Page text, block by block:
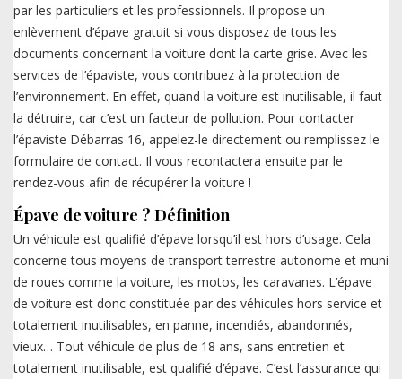
par les particuliers et les professionnels. Il propose un
enlèvement d’épave gratuit si vous disposez de tous les
documents concernant la voiture dont la carte grise. Avec les
services de l’épaviste, vous contribuez à la protection de
l’environnement. En effet, quand la voiture est inutilisable, il faut
la détruire, car c’est un facteur de pollution. Pour contacter
l’épaviste Débarras 16, appelez-le directement ou remplissez le
formulaire de contact. Il vous recontactera ensuite par le
rendez-vous afin de récupérer la voiture !
Épave de voiture ? Définition
Un véhicule est qualifié d’épave lorsqu’il est hors d’usage. Cela
concerne tous moyens de transport terrestre autonome et muni
de roues comme la voiture, les motos, les caravanes. L’épave
de voiture est donc constituée par des véhicules hors service et
totalement inutilisables, en panne, incendiés, abandonnés,
vieux… Tout véhicule de plus de 18 ans, sans entretien et
totalement inutilisable, est qualifié d’épave. C’est l’assurance qui